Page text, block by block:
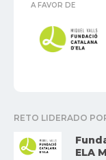
A FAVOR DE
RETO LIDERADO
ELA